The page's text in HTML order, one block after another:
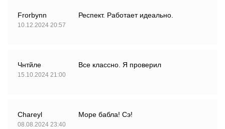
Frorbynn
10.12.2024 20:57
Респект. Работает идеально.
Чнтйле
15.10.2024 21:00
Все классно. Я проверил
Chareyl
08.08.2024 23:40
Море бабла! Сэ!